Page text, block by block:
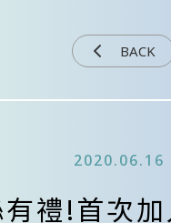
BACK
2020.06.16
禮!首次